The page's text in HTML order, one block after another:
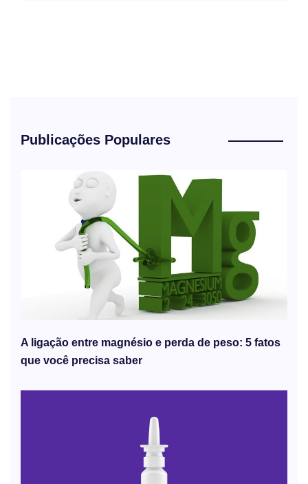
Publicações Populares
A ligação entre magnésio e perda de peso: 5 fatos
que você precisa saber